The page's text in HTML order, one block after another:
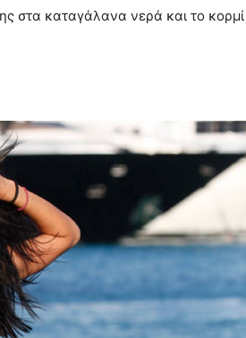
στα καταγάλανα νερά και το κορμί